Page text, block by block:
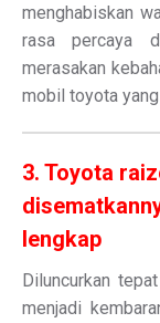
menghabiskan
rasa percaya
merasakan
mobil toyota yang
3. Toyota
lengkap
Diluncurkan
menjadi